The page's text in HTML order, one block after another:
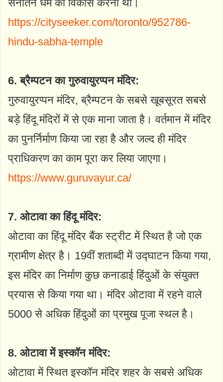
सनातन धर्म का विकास करना था।
https://cityseeker.com/toronto/952786-
hindu-sabha-temple
6. ब्रैम्पटन का गुरुवायुरप्पन मंदिर:
गुरुवायुरप्पन मंदिर, ब्रैम्पटन के सबसे खूबसूरत सबसे
बड़े हिंदू मंदिरों में से एक माना जाता है। वर्तमान में मंदिर
का पुनर्निर्माण किया जा रहा है और जल्द ही मंदिर
प्राधिकरण का काम पूरा कर लिया जाएगा।
https://www.guruvayur.ca/
7. ओटावा का हिंदू मंदिर:
ओटावा का हिंदू मंदिर बैंक स्ट्रीट में स्थित है जो एक
ग्रामीण क्षेत्र है। 19वीं शताब्दी में उद्घाटन किया गया,
इस मंदिर का निर्माण कुछ कनाडाई हिंदुओं के संयुक्त
प्रयास से किया गया था। मंदिर ओटावा में रहने वाले
5000 से अधिक हिंदुओं का प्रमुख पूजा स्थल है।
8. ओटावा में इस्कॉन मंदिर:
ओटावा में स्थित इस्कॉन मंदिर शहर के सबसे अधिक